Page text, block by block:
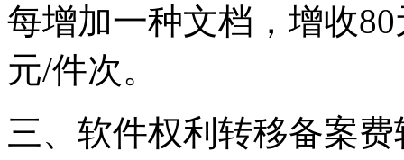
每增加一种文档，增收
元/件次。
三、软件权利转移备案